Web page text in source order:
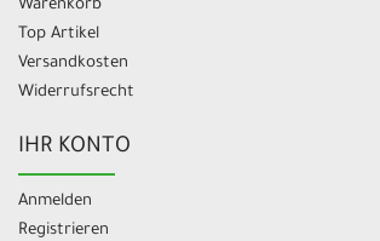
Warenkorb
Top Artikel
Versandkosten
Widerrufsrecht
IHR KONTO
Anmelden
Registrieren